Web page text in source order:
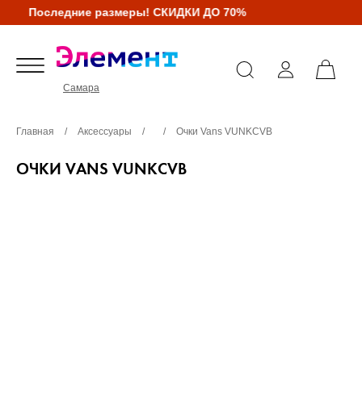
Последние размеры! СКИДКИ ДО 70%
Самара
Главная / Аксессуары / / Очки Vans VUNKCVB
ОЧКИ VANS VUNKCVB